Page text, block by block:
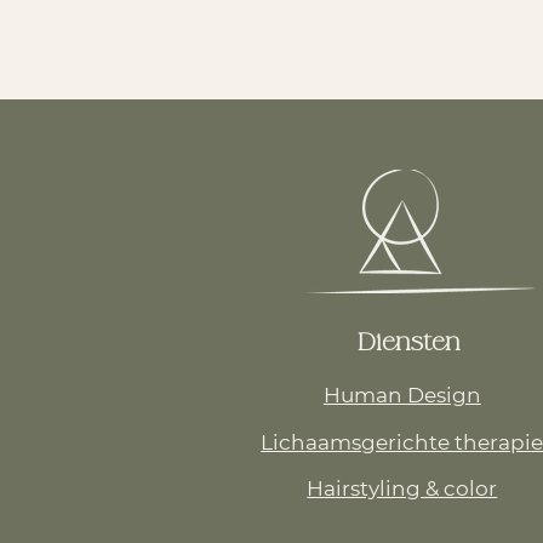
Diensten
Human Design
Lichaamsgerichte therapie
Hairstyling & color